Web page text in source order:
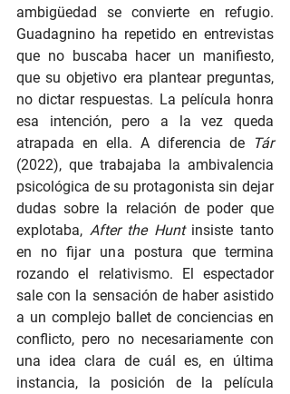
ambigüedad se convierte en refugio.
Guadagnino ha repetido en entrevistas
que no buscaba hacer un manifiesto,
que su objetivo era plantear preguntas,
no dictar respuestas. La película honra
esa intención, pero a la vez queda
atrapada en ella. A diferencia de
Tár
(2022), que trabajaba la ambivalencia
psicológica de su protagonista sin dejar
dudas sobre la relación de poder que
explotaba, After the Hunt insiste tanto
en no fijar una postura que termina
rozando el relativismo. El espectador
sale con la sensación de haber asistido
a un complejo ballet de conciencias en
conflicto, pero no necesariamente con
una idea clara de cuál es, en última
instancia, la posición de la película